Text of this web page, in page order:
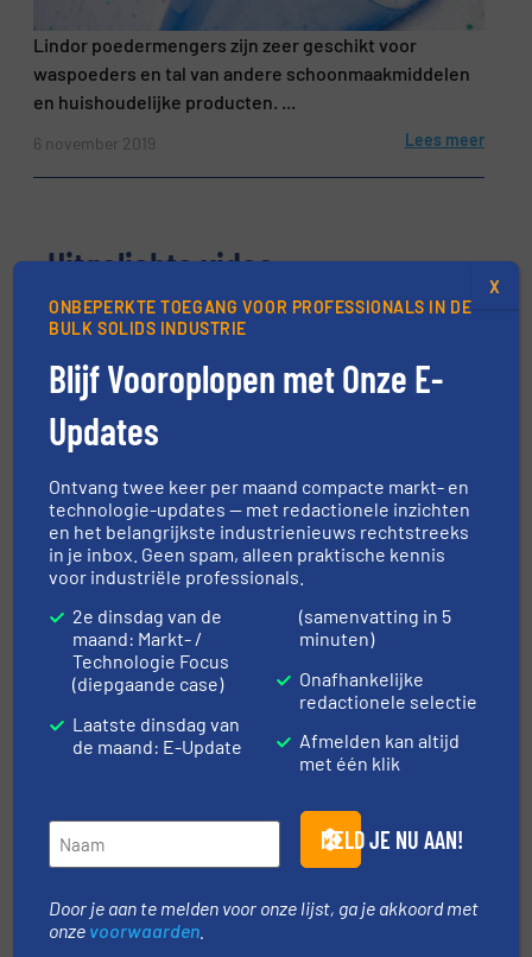
Lindor poedermengers zijn zeer geschikt voor
waspoeders en tal van andere schoonmaakmiddelen
en huishoudelijke producten. ...
6 november 2019 Lees meer
Uitgelichte video
HETHON levert geavanceerde doseersystemen aan
Indiase pindakaasfabriek
Doe mee
DEEL UW NIEUWS
Evenementen
Kunststoffenbeurs 2026
ONBEPERKTE TOEGANG VOOR PROFESSIONALS IN DE
BULK SOLIDS INDUSTRIE
Blijf Vooroplopen met Onze E-
Updates
Ontvang twee keer per maand compacte markt- en
technologie-updates — met redactionele inzichten
en het belangrijkste industrienieuws rechtstreeks
in je inbox. Geen spam, alleen praktische kennis
voor industriële professionals.
2e dinsdag van de
maand: Markt- /
Technologie Focus
(diepgaande case)
Laatste dinsdag van
de maand: E-Update
(samenvatting in 5
minuten)
Onafhankelijke
redactionele selectie
Afmelden kan altijd
met één klik
MELD JE NU AAN!
Door je aan te melden voor onze lijst, ga je akkoord met
onze voorwaarden
X